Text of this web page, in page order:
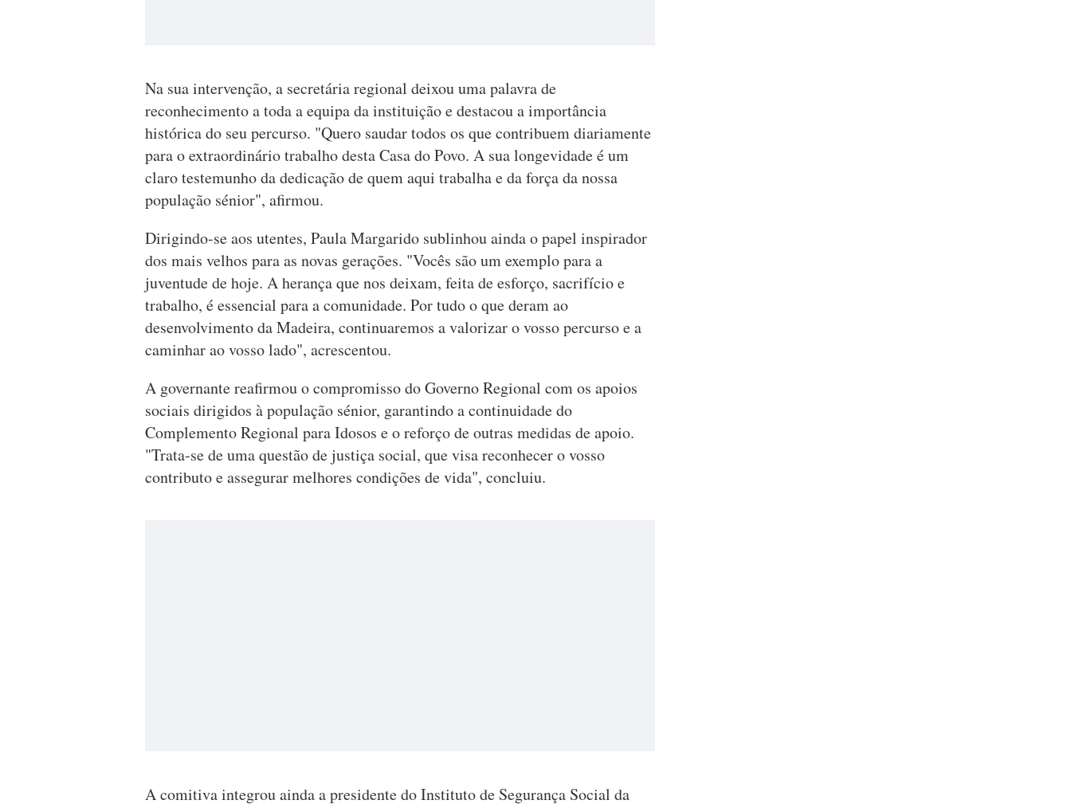
Na sua intervenção, a secretária regional deixou uma palavra de
reconhecimento a toda a equipa da instituição e destacou a importância
histórica do seu percurso. "Quero saudar todos os que contribuem diariamente
para o extraordinário trabalho desta Casa do Povo. A sua longevidade é um
claro testemunho da dedicação de quem aqui trabalha e da força da nossa
população sénior", afirmou.
Dirigindo-se aos utentes, Paula Margarido sublinhou ainda o papel inspirador
dos mais velhos para as novas gerações. "Vocês são um exemplo para a
juventude de hoje. A herança que nos deixam, feita de esforço, sacrifício e
trabalho, é essencial para a comunidade. Por tudo o que deram ao
desenvolvimento da Madeira, continuaremos a valorizar o vosso percurso e a
caminhar ao vosso lado", acrescentou.
A governante reafirmou o compromisso do Governo Regional com os apoios
sociais dirigidos à população sénior, garantindo a continuidade do
Complemento Regional para Idosos e o reforço de outras medidas de apoio.
"Trata-se de uma questão de justiça social, que visa reconhecer o vosso
contributo e assegurar melhores condições de vida", concluiu.
A comitiva integrou ainda a presidente do Instituto de Segurança Social da